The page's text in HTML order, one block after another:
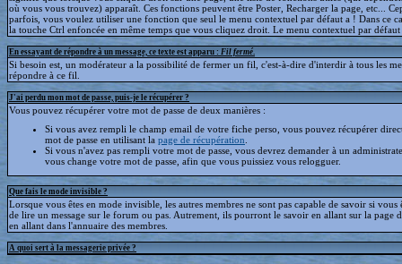
où vous vous trouvez) apparaît. Ces fonctions peuvent être Poster, Recharger la page, etc...
parfois, vous voulez utiliser une fonction que seul le menu contextuel par défaut a ! Dans ce
la touche Ctrl enfoncée en même temps que vous cliquez droit. Le menu contextuel par
En essayant de répondre à un message, ce texte est apparu : Fil fermé
Si besoin est, un modérateur a la possibilité de fermer un fil, c'est-à-dire d'interdir à tous les
répondre à ce fil.
J'ai perdu mon mot de passe, puis-je le récupérer ?
Vous pouvez récupérer votre mot de passe de deux manières :
Si vous avez rempli le champ email de votre fiche perso, vous pouvez récupérer
mot de passe en utilisant la page de récupération
Si vous n'avez pas rempli votre mot de passe, vous devrez demander à un
vous change votre mot de passe, afin que vous puissiez vous relogguer.
Que fais le mode invisible ?
Lorsque vous êtes en mode invisible, les autres membres ne sont pas capable de savoir si vous
de lire un message sur le forum ou pas. Autrement, ils pourront le savoir en allant sur la page
en allant dans l'annuaire des membres.
A quoi sert à la messagerie privée ?